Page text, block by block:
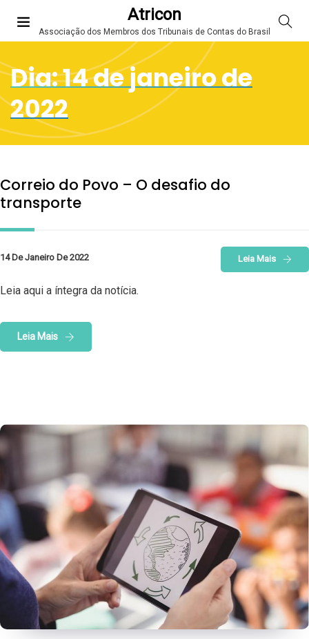
Atricon
Associação dos Membros dos Tribunais de Contas do Brasil
Dia:14 de janeiro de
2022
Correio do Povo – O desafio do
transporte
14 De Janeiro De 2022 Leia Mais
Leia aqui a íntegra da notícia.
Leia Mais